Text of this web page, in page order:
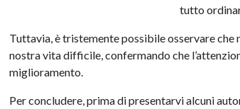
tutto
Tuttavia, è tristemente possibile osservare
nostra vita difficile, confermando che
miglioramento.
Per concludere, prima di presentarvi alcuni